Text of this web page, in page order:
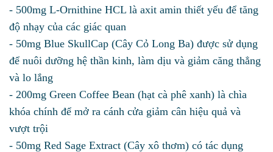
- 500mg L-Ornithine HCL là axit amin thiết yếu để tăng
độ nhạy của các giác quan
- 50mg Blue SkullCap (Cây Cỏ Long Ba) được sử dụng
để nuôi dưỡng hệ thần kinh, làm dịu và giảm căng thẳng
và lo lắng
- 200mg Green Coffee Bean (hạt cà phê xanh) là chìa
khóa chính để mở ra cánh cửa giảm cân hiệu quả và
vượt trội
- 50mg Red Sage Extract (Cây xô thơm) có tác dụng